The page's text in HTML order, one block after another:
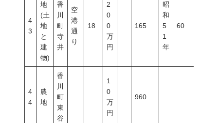
4
3
地
(土
地
と
建
物)
香
川
町
寺
井
空
港
通
り
18
2
0
0
万
円
165
昭
和
5
1
年
60
4
4
農
地
香
川
町
東
谷
1
0
万
円
960